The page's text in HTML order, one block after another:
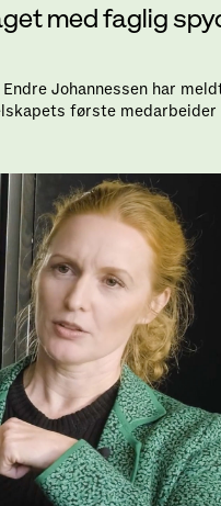
med faglig
Johannessen har
første medarbeider